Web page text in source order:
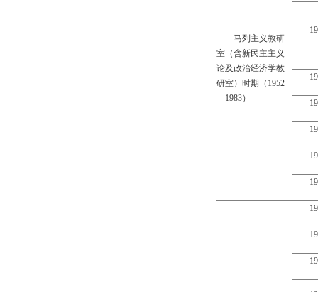
马列主义教研
室（含新民主主义
论及政治经济学教
研室）时期（1952
—1983）